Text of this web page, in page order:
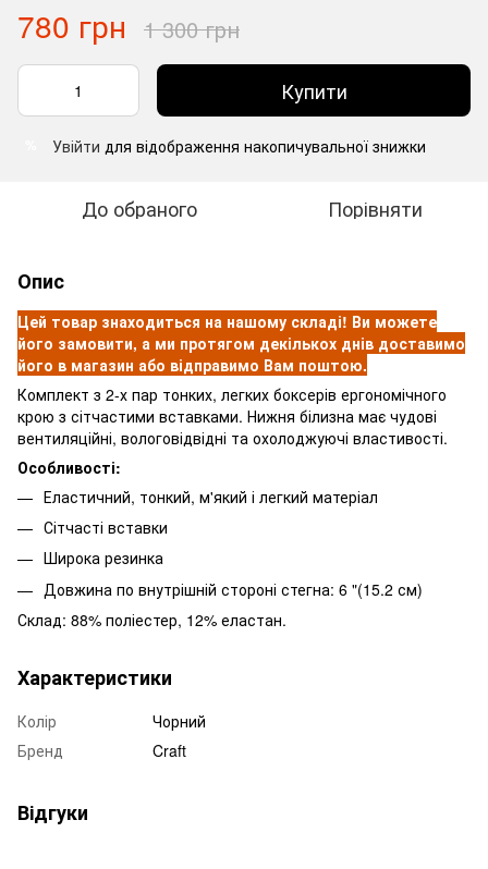
780 грн 1 300 грн
Купити
Увійти для відображення накопичувальної знижки
До обраного Порівняти
Опис
Цей товар знаходиться на нашому складі! Ви можете
його замовити, а ми протягом декількох днів доставимо
його в магазин або відправимо Вам поштою.
Комплект з 2-х пар тонких, легких боксерів ергономічного
крою з сітчастими вставками. Нижня білизна має чудові
вентиляційні, вологовідвідні та охолоджуючі властивості.
Особливості:
Еластичний, тонкий, м'який і легкий матеріал
Сітчасті вставки
Широка резинка
Довжина по внутрішній стороні стегна: 6 "(15.2 см)
Склад: 88% поліестер, 12% еластан.
Характеристики
Колір
Чорний
Бренд
Craft
Відгуки